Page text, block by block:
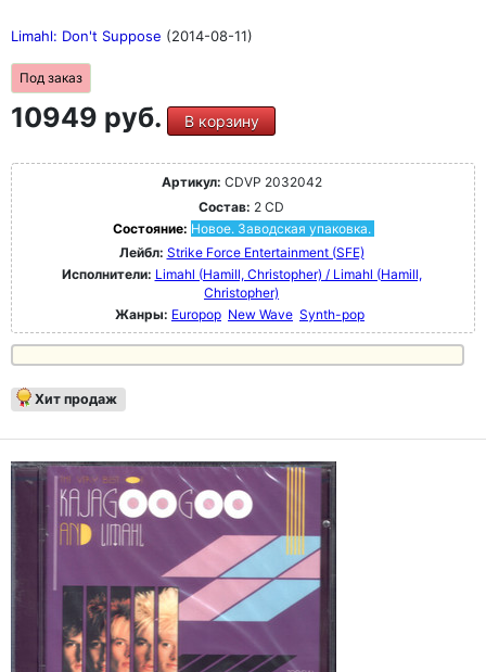
Limahl: Don't Suppose (2014-08-11)
Под заказ
10949 руб. В корзину
Артикул: CDVP 2032042
Состав: 2 CD
Состояние: Новое. Заводская упаковка.
Лейбл: Strike Force Entertainment (SFE)
Исполнители: Limahl (Hamill, Christopher) / Limahl (Hamill,
Christopher)
Жанры: Europop New Wave Synth-pop
Хит продаж